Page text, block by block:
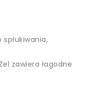
zawiera łagodne